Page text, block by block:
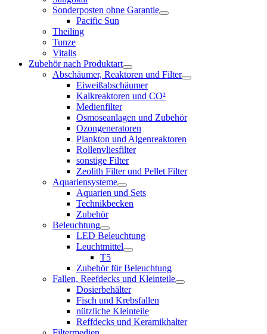
Sonderposten ohne Garantie
Pacific Sun
Theiling
Tunze
Vitalis
Zubehör nach Produktart
Abschäumer, Reaktoren und Filter
Eiweißabschäumer
Kalkreaktoren und CO²
Medienfilter
Osmoseanlagen und Zubehör
Ozongeneratoren
Plankton und Algenreaktoren
Rollenvliesfilter
sonstige Filter
Zeolith Filter und Pellet Filter
Aquariensysteme
Aquarien und Sets
Technikbecken
Zubehör
Beleuchtung
LED Beleuchtung
Leuchtmittel
T5
Zubehör für Beleuchtung
Fallen, Reefdecks und Kleinteile
Dosierbehälter
Fisch und Krebsfallen
nützliche Kleinteile
Reffdecks und Keramikhalter